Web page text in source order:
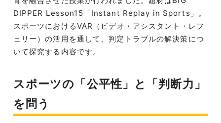
DIPPER Lesson15「Instant Replay in Sports」。
スポーツにおけるVAR（ビデオ・アシスタント・レフ
ェリー）の活用を通して、判定トラブルの解決策につ
いて探究する内容です。
スポーツの「公平性」と「判断力」
を問う